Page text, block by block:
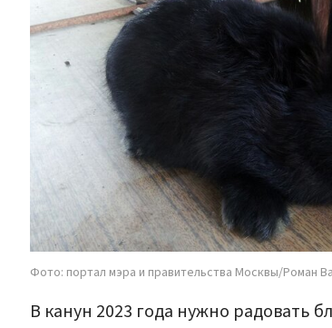
Фото: портал мэра и правительства Москвы/Роман
В канун 2023 года нужно радовать